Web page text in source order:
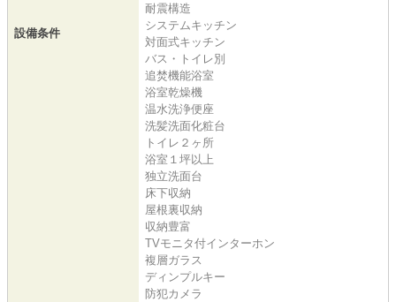
設備条件
耐震構造
システムキッチン
対面式キッチン
バス・トイレ別
追焚機能浴室
浴室乾燥機
温水洗浄便座
洗髪洗面化粧台
トイレ２ヶ所
浴室１坪以上
独立洗面台
床下収納
屋根裏収納
収納豊富
TVモニタ付インターホン
複層ガラス
ディンプルキー
防犯カメラ